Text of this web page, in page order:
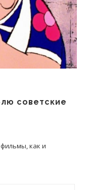
советские
как и